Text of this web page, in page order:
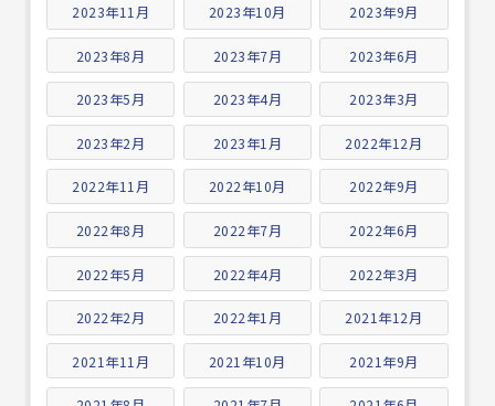
2023年11月 2023年10月 2023年9月
2023年8月 2023年7月 2023年6月
2023年5月 2023年4月 2023年3月
2023年2月 2023年1月 2022年12月
2022年11月 2022年10月 2022年9月
2022年8月 2022年7月 2022年6月
2022年5月 2022年4月 2022年3月
2022年2月 2022年1月 2021年12月
2021年11月 2021年10月 2021年9月